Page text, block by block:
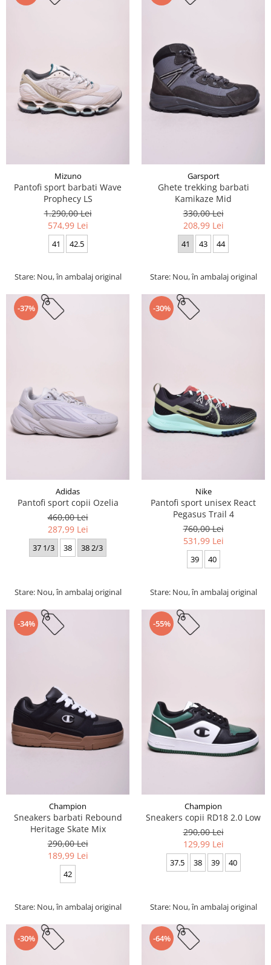
Mizuno
Pantofi sport barbati Wave
Prophecy LS
1.290,00 Lei
574,99 Lei
41 42.5
Stare: Nou, în ambalaj original
Garsport
Ghete trekking barbati
Kamikaze Mid
330,00 Lei
208,99 Lei
41 43 44
Stare: Nou, în ambalaj original
-37%
Adidas
Pantofi sport copii Ozelia
460,00 Lei
287,99 Lei
37 1/3 38 38 2/3
Stare: Nou, în ambalaj original
-30%
Nike
Pantofi sport unisex React
Pegasus Trail 4
760,00 Lei
531,99 Lei
39 40
Stare: Nou, în ambalaj original
-34%
Champion
Sneakers barbati Rebound
Heritage Skate Mix
290,00 Lei
189,99 Lei
42
Stare: Nou, în ambalaj original
-55%
Champion
Sneakers copii RD18 2.0 Low
290,00 Lei
129,99 Lei
37.5 38 39 40
Stare: Nou, în ambalaj original
-30% -64%